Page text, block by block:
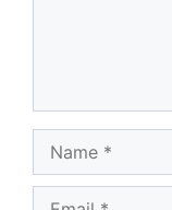
Name
Email